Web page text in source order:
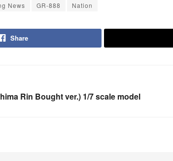
News GR-888 Nation
Share
Rin Bought ver.) 1/7 scale model